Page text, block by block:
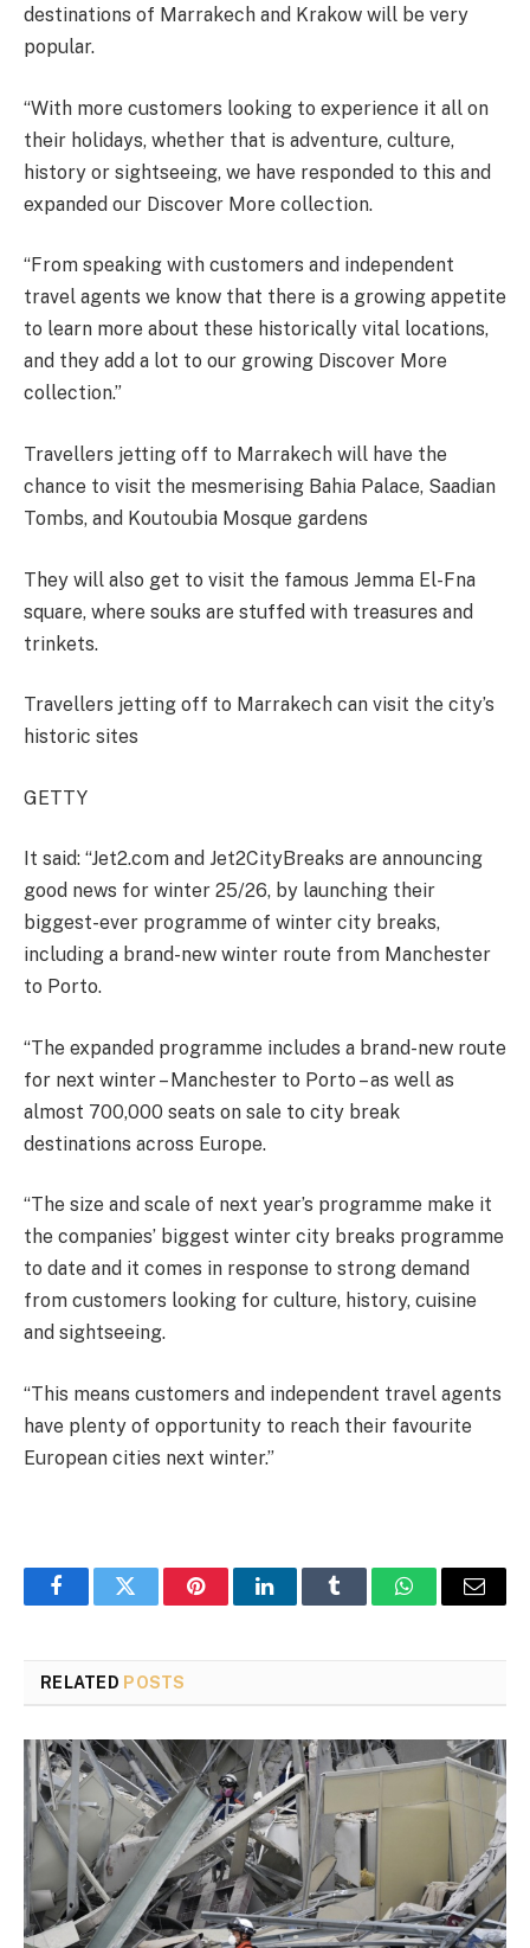
destinations of Marrakech and Krakow will be very
popular.
“With more customers looking to experience it all on
their holidays, whether that is adventure, culture,
history or sightseeing, we have responded to this and
expanded our Discover More collection.
“From speaking with customers and independent
travel agents we know that there is a growing appetite
to learn more about these historically vital locations,
and they add a lot to our growing Discover More
collection.”
Travellers jetting off to Marrakech will have the
chance to visit the mesmerising Bahia Palace, Saadian
Tombs, and Koutoubia Mosque gardens
They will also get to visit the famous Jemma El-Fna
square, where souks are stuffed with treasures and
trinkets.
Travellers jetting off to Marrakech can visit the city’s
historic sites
GETTY
It said: “Jet2.com and Jet2CityBreaks are announcing
good news for winter 25/26, by launching their
biggest-ever programme of winter city breaks,
including a brand-new winter route from Manchester
to Porto.
“The expanded programme includes a brand-new route
for next winter – Manchester to Porto – as well as
almost 700,000 seats on sale to city break
destinations across Europe.
“The size and scale of next year’s programme make it
the companies’ biggest winter city breaks programme
to date and it comes in response to strong demand
from customers looking for culture, history, cuisine
and sightseeing.
“This means customers and independent travel agents
have plenty of opportunity to reach their favourite
European cities next winter.”
FacebookTwitter PinterestLinkedInTumblr WhatsAppEmail
RELATED POSTS